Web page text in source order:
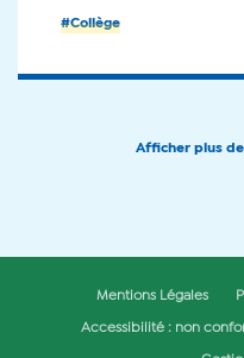
#Collège
Afficher plus
Mentions Légales
Accessibilité : non